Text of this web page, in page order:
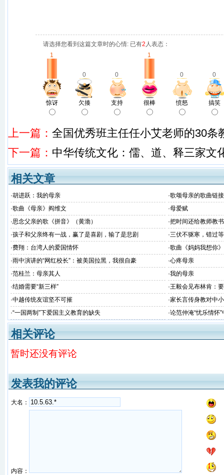
请选择您看到这篇文章时的心情: 已有2 人表态：
1
0 0
1
0 0
惊讶 欠揍 支持 很棒 愤怒 搞笑
上一篇： 全国优秀班主任任小艾老师的30条
下一篇： 中华传统文化：儒、道、释三家文
相关文章
·胡进跃：我的母亲 ·歌颂母亲的歌曲链接
·歌曲《母亲》阎维文 ·母爱赋
·思念父亲的歌《拼音》（黄渤） ·把时间还给教师教
·孩子和父亲终有一战，赢了是喜剧，输了是悲剧 ·三伏不驱寒，错过
·费翔：台湾人的爱国情怀 ·歌曲《妈妈我想你》
·雨中演讲的“网红校长”：被美国拉黑，我很自豪 ·心疼母亲
·范桂兰：母亲其人 ·我的母亲
·结婚需要“新三样” ·王毅会见布林肯：
对华非法无理制裁
·中越传统友谊坚不可摧 ·家长言传身教对中
·“一国两制”下爱国主义教育的缺失 ·论范仲淹“忧乐情怀
相关评论
暂时还没有评论
发表我的评论
大名：
内容：